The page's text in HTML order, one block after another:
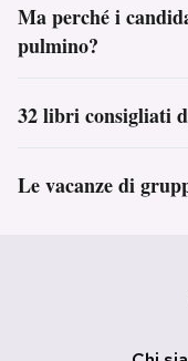
Ma perché i
pulmino?
32 libri consigliati
Le vacanze di